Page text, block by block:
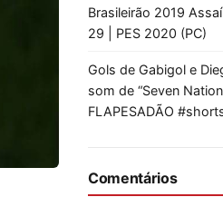
Brasileirão 2019
29 | PES 2020 (PC)
Gols de Gabigol e
som de “Seven Nation
FLAPESADÃO
Comentários